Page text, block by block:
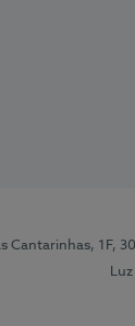
Cantarinhas, 1F,